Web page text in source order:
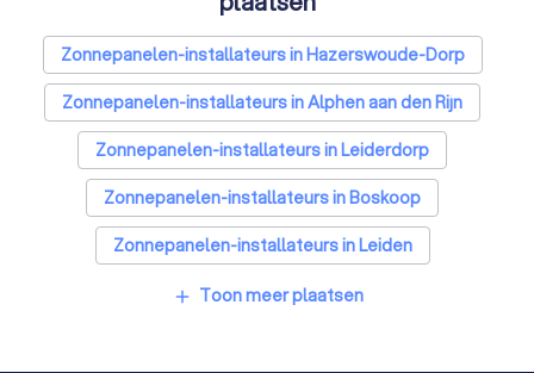
Zonnepanelen-installateurs in Hazerswoude-Dorp
Zonnepanelen-installateurs in Alphen aan den Rijn
Zonnepanelen-installateurs in Leiderdorp
Zonnepanelen-installateurs in Boskoop
Zonnepanelen-installateurs in Leiden
Zonnepanelen-installateurs in Warmond
add Toon meer plaatsen